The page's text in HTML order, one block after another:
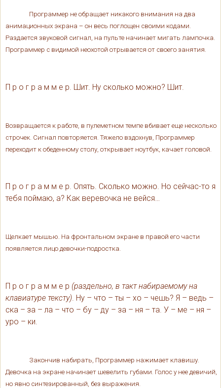
Программер не обращает никакого внимания на два
анимационных экрана – он весь поглощен своими кодами.
Раздается звуковой сигнал, на пульте начинает мигать лампочка.
Программер с видимой неохотой отрывается от своего занятия.
П р о г р а м м е р. Шит. Ну сколько можно? Шит.
Возвращается к работе, в пулеметном темпе вбивает еще несколько
строчек. Сигнал повторяется. Тяжело вздохнув, Программер
переходит к обеденному столу, открывает ноутбук, качает головой.
П р о г р а м м е р. Опять. Сколько можно. Но сейчас-то я
тебя поймаю, а? Как веревочка не вейся…
Щелкает мышью. На фронтальном экране в правой его части
появляется лицо девочки-подростка.
П р о г р а м м е р (раздельно, в такт набираемому на
клавиатуре тексту). Ну – что – ты – хо – чешь? Я – ведь –
ска – за – ла – что – бу – ду – за – ня – та. У – ме – ня –
уро – ки.
Закончив набирать, Программер нажимает клавишу.
Девочка на экране начинает шевелить губами. Голос у нее девичий,
но явно синтезированный, без выражения.